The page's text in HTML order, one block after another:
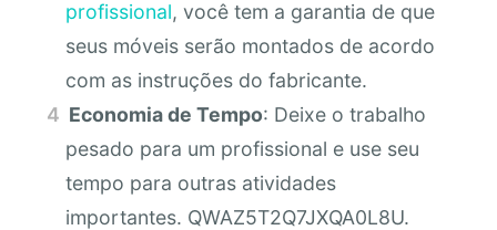
profissional, você tem a garantia de que
seus móveis serão montados de acordo
com as instruções do fabricante.
Economia de Tempo: Deixe o trabalho
pesado para um profissional e use seu
tempo para outras atividades
importantes. QWAZ5T2Q7JXQA0L8U.